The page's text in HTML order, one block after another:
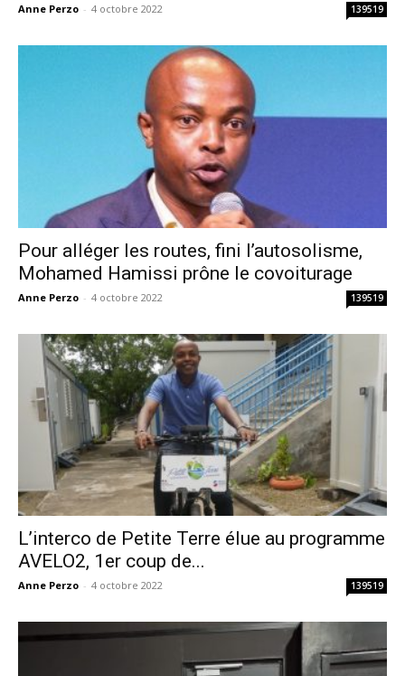
Anne Perzo - 4 octobre 2022 139519
Pour alléger les routes, fini l’autosolisme,
Mohamed Hamissi prône le covoiturage
Anne Perzo - 4 octobre 2022 139519
L’interco de Petite Terre élue au programme
AVELO2, 1er coup de...
Anne Perzo - 4 octobre 2022 139519